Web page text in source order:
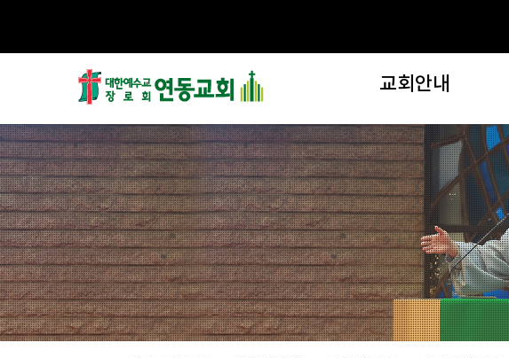
교회안내
교회안내
인사말
교회비전
목회지침
교회역사
제임스 게일
섬기는이들